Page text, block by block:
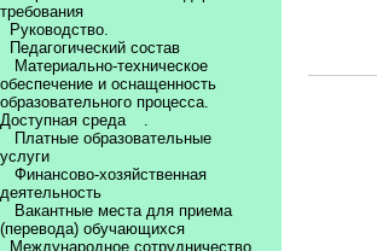
требования
Руководство.
Педагогический состав
Материально-техническое
обеспечение и оснащенность
образовательного процесса.
Доступная среда
.
Платные образовательные
услуги
Финансово-хозяйственная
деятельность
Вакантные места для приема
(перевода) обучающихся
Международное сотрудничество